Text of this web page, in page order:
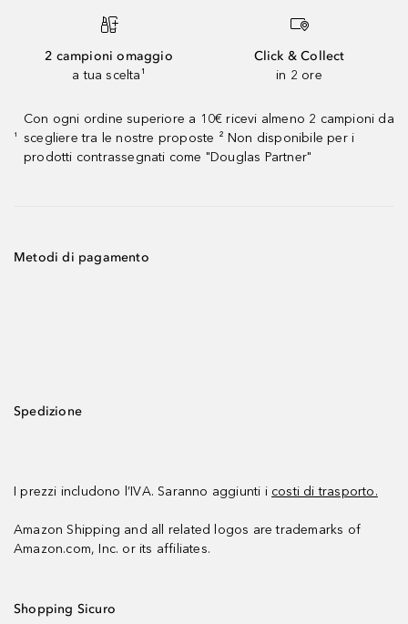
2 campioni omaggio
a tua scelta¹
Click & Collect
in 2 ore
¹
Con ogni ordine superiore a 10€ ricevi almeno 2 campioni da
scegliere tra le nostre proposte ² Non disponibile per i
prodotti contrassegnati come "Douglas Partner"
Metodi di pagamento
Spedizione
I prezzi includono l’IVA. Saranno aggiunti i costi di trasporto.
Amazon Shipping and all related logos are trademarks of
Amazon.com, Inc. or its affiliates.
Shopping Sicuro